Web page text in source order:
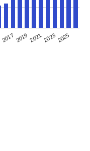
2017 2019 202120232025